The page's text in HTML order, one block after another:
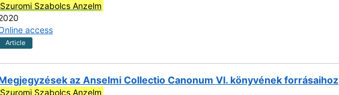
Szuromi Szabolcs Anzelm
access
Article
az Anselmi Collectio Canonum VI. könyvének forrásaihoz
Szuromi Szabolcs Anzelm